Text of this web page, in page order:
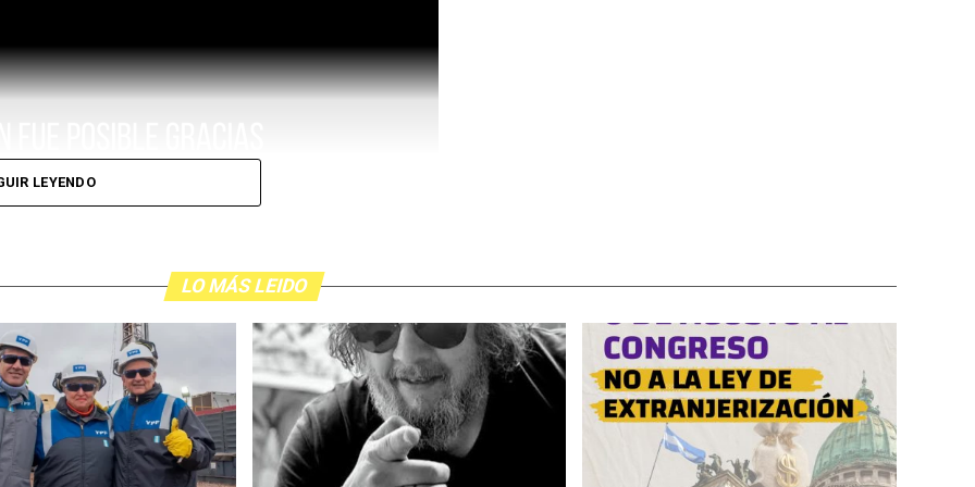
LEYENDO
LO MÁS LEIDO